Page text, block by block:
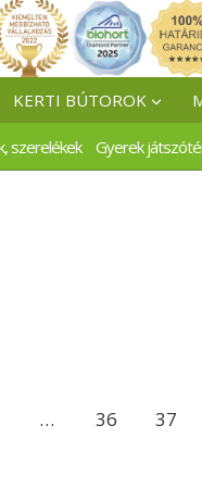
KERTI BÚTOROK
szerelékek Gyerek
… 36 37